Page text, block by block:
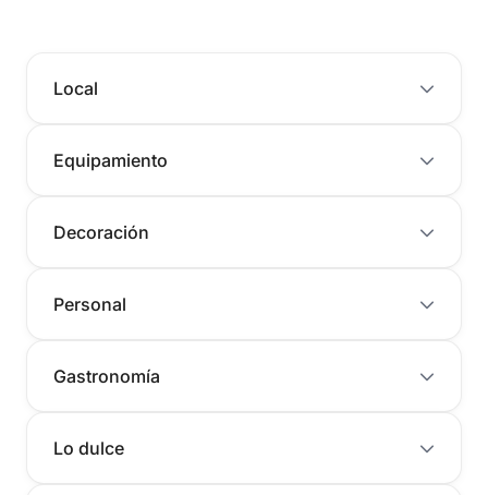
Local
Equipamiento
Decoración
Personal
Gastronomía
Lo dulce